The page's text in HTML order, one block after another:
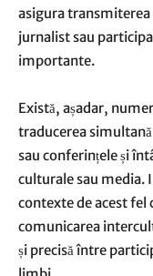
asigura transmiterea
jurnalist sau
importante.
Există, așadar,
traducerea
sau conferințele și
culturale sau
contexte de acest fel
comunicarea
și precisă între